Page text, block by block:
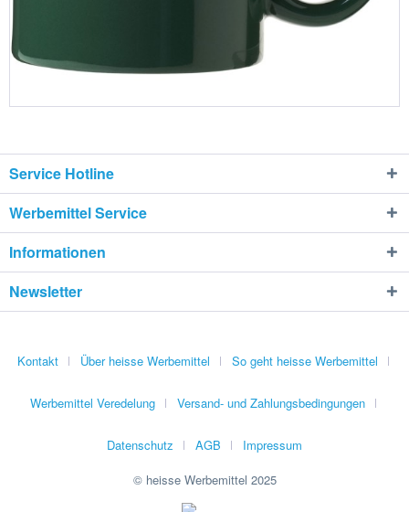
Service Hotline
Werbemittel Service
Informationen
Newsletter
Kontakt Über heisse Werbemittel So geht heisse Werbemittel
Werbemittel Veredelung Versand- und Zahlungsbedingungen
Datenschutz AGB
Impressum
© heisse Werbemittel 2025